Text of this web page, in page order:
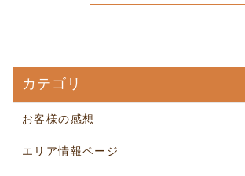
カテゴリ
お客様の感想
エリア情報ページ